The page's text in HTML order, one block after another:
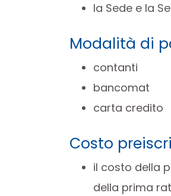
la Sede e la
Modalità di
contanti
bancomat
carta credito
Costo
il costo della
della prima